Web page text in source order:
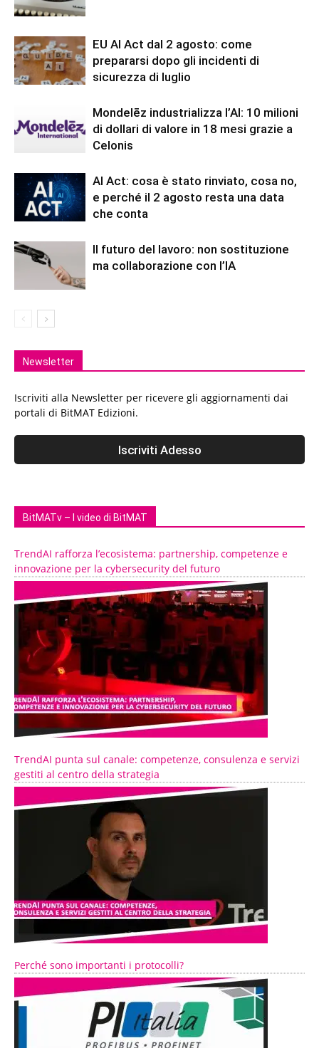
EU AI Act dal 2 agosto: come
prepararsi dopo gli incidenti di
sicurezza di luglio
Mondelēz industrializza l’AI: 10 milioni
di dollari di valore in 18 mesi grazie a
Celonis
AI Act: cosa è stato rinviato, cosa no,
e perché il 2 agosto resta una data
che conta
Il futuro del lavoro: non sostituzione
ma collaborazione con l’IA
Newsletter
Iscriviti alla Newsletter per ricevere gli aggiornamenti dai
portali di BitMAT Edizioni.
BitMATv – I video di BitMAT
TrendAI rafforza l’ecosistema: partnership, competenze e
innovazione per la cybersecurity del futuro
TrendAI punta sul canale: competenze, consulenza e servizi
gestiti al centro della strategia
Perché sono importanti i protocolli?